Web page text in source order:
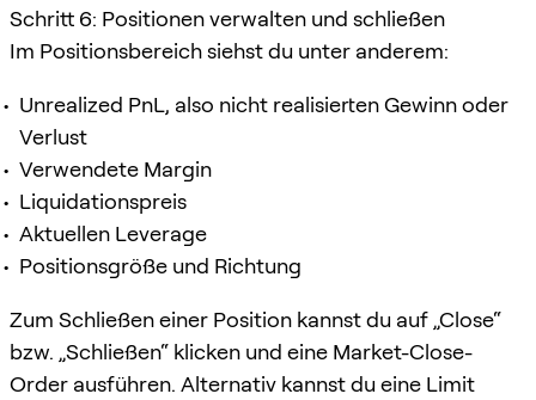
Schritt 6: Positionen verwalten und schließen
Im Positionsbereich siehst du unter anderem:
Unrealized PnL, also nicht realisierten Gewinn oder
Verlust
Verwendete Margin
Liquidationspreis
Aktuellen Leverage
Positionsgröße und Richtung
Zum Schließen einer Position kannst du auf „Close“
bzw. „Schließen“ klicken und eine Market-Close-
Order ausführen. Alternativ kannst du eine Limit